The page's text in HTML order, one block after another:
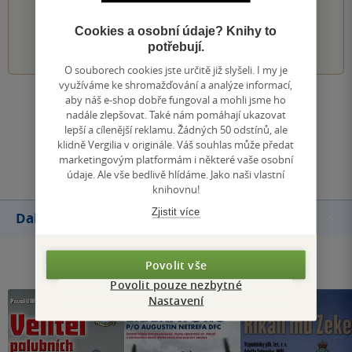
PŘIDEJTE SVÉ HODNOCENÍ KNIHY
1 2 3 4 5
Zobrazit všechna hodnocení
Přidat hodnocení
Další knihy autora
Cookies a osobní údaje? Knihy to
potřebují.
O souborech cookies jste určitě již slyšeli. I my je
využíváme ke shromažďování a analýze informací,
aby náš e-shop dobře fungoval a mohli jsme ho
nadále zlepšovat. Také nám pomáhají ukazovat
lepší a cílenější reklamu. Žádných 50 odstínů, ale
klidně Vergilia v originále. Váš souhlas může předat
marketingovým platformám i některé vaše osobní
údaje. Ale vše bedlivě hlídáme. Jako naši vlastní
knihovnu!
Zjistit více
Povolit vše
Povolit pouze nezbytné
Nastavení